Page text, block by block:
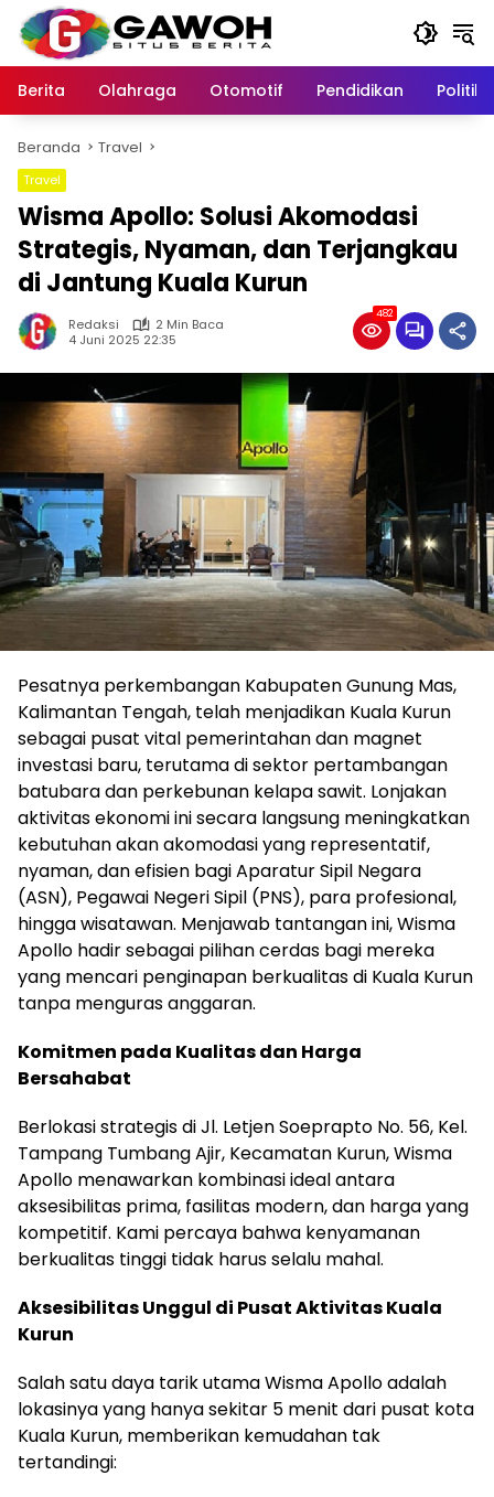
Langsung
konten
Berita
Olahraga Otomotif Pendidikan Politik
Beranda Travel
Travel
Wisma Apollo: Solusi Akomodasi
Strategis, Nyaman, dan Terjangkau
di Jantung Kuala Kurun
Redaksi
2 Min Baca
4 Juni 2025 22:35
482
Pesatnya perkembangan Kabupaten Gunung Mas,
Kalimantan Tengah, telah menjadikan Kuala Kurun
sebagai pusat vital pemerintahan dan magnet
investasi baru, terutama di sektor pertambangan
batubara dan perkebunan kelapa sawit. Lonjakan
aktivitas ekonomi ini secara langsung meningkatkan
kebutuhan akan akomodasi yang representatif,
nyaman, dan efisien bagi Aparatur Sipil Negara
(ASN), Pegawai Negeri Sipil (PNS), para profesional,
hingga wisatawan. Menjawab tantangan ini, Wisma
Apollo hadir sebagai pilihan cerdas bagi mereka
yang mencari penginapan berkualitas di Kuala Kurun
tanpa menguras anggaran.
Komitmen pada Kualitas dan Harga
Bersahabat
Berlokasi strategis di Jl. Letjen Soeprapto No. 56, Kel.
Tampang Tumbang Ajir, Kecamatan Kurun, Wisma
Apollo menawarkan kombinasi ideal antara
aksesibilitas prima, fasilitas modern, dan harga yang
kompetitif. Kami percaya bahwa kenyamanan
berkualitas tinggi tidak harus selalu mahal.
Aksesibilitas Unggul di Pusat Aktivitas Kuala
Kurun
Salah satu daya tarik utama Wisma Apollo adalah
lokasinya yang hanya sekitar 5 menit dari pusat kota
Kuala Kurun, memberikan kemudahan tak
tertandingi: